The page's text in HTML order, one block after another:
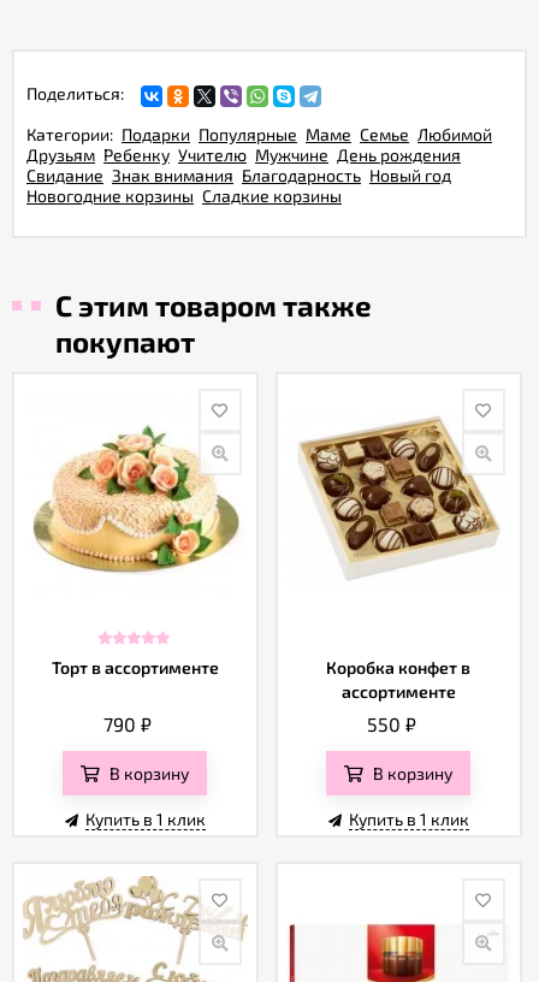
Поделиться:
Категории: Подарки Популярные Маме Семье Любимой
Друзьям Ребенку Учителю Мужчине День рождения
Свидание Знак внимания Благодарность Новый год
Новогодние корзины Сладкие корзины
С этим товаром также
покупают
Торт в ассортименте
790₽
В корзину
Купить в 1 клик
Коробка конфет в
ассортименте
550 ₽
В корзину
Купить в 1 клик